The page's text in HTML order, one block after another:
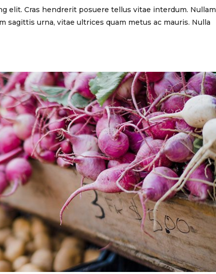
elit. Cras hendrerit posuere tellus vitae interdum. Nullam
sagittis urna, vitae ultrices quam metus ac mauris. Nulla